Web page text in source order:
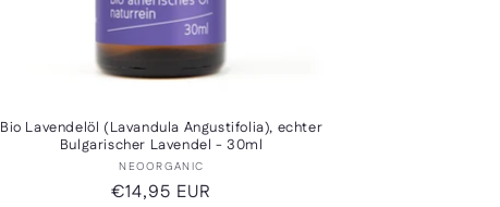
Bio Lavendelöl (Lavandula Angustifolia), echter
Bulgarischer Lavendel - 30ml
Anbieter:
NEOORGANIC
Normaler
€14,95 EUR